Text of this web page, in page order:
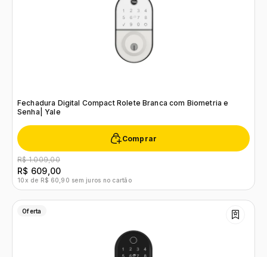
Fechadura Digital Compact Rolete Branca com Biometria e
Senha| Yale
Comprar
R$ 1.009,00
R$ 609,00
10x de R$ 60,90 sem juros no cartão
Oferta